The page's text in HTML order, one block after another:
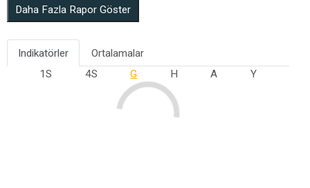
Daha Fazla Rapor Göster
Indikatörler
Ortalamalar
1S
4S G H A Y